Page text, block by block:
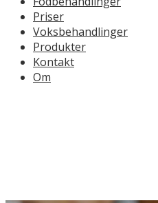
Priser
Voksbehandlinger
Produkter
Kontakt
Om